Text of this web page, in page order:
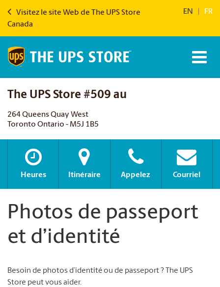
Visitez le site Web de The UPS Store
Canada
EN FR
The UPS Store #509 au
264 Queens Quay West
Toronto Ontario - M5J 1B5
Heures Itinéraire Appelez Courriel
Photos de passeport
et d’identité
Besoin de photos d’identité ou de passeport ? The UPS
Store peut vous aider.